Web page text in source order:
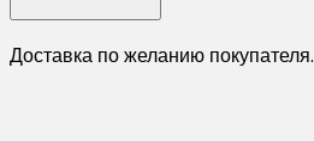
Доставка по желанию покупателя.